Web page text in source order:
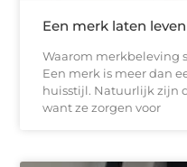
Een merk laten
Waarom merkbeleving
Een merk is meer dan
huisstijl. Natuurlijk zijn
want ze zorgen voor